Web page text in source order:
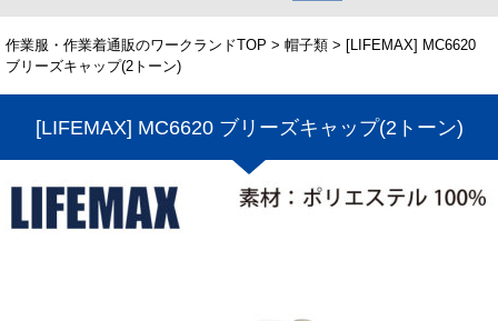
作業服・作業着通販のワークランドTOP > 帽子類 > [LIFEMAX] MC6620
ブリーズキャップ(2トーン)
[LIFEMAX] MC6620 ブリーズキャップ(2トーン)